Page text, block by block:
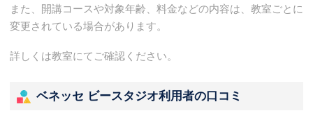
また、開講コースや対象年齢、料金などの内容は、教室ごとに
変更されている場合があります。
詳しくは教室にてご確認ください。
ベネッセ ビースタジオ利用者の口コミ